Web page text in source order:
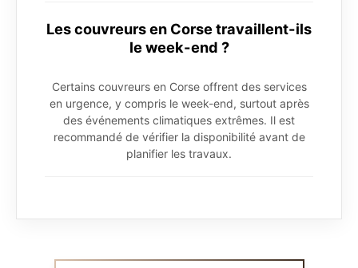
Les couvreurs en Corse travaillent-ils
le week-end ?
Certains couvreurs en Corse offrent des services
en urgence, y compris le week-end, surtout après
des événements climatiques extrêmes. Il est
recommandé de vérifier la disponibilité avant de
planifier les travaux.